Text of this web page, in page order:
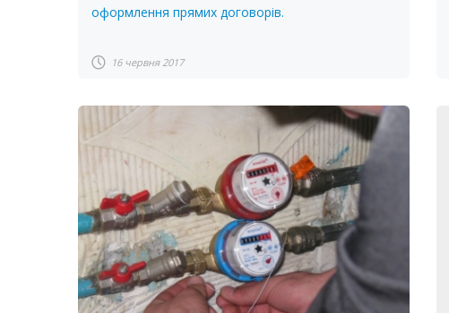
оформлення прямих договорів.
16 червня 2017